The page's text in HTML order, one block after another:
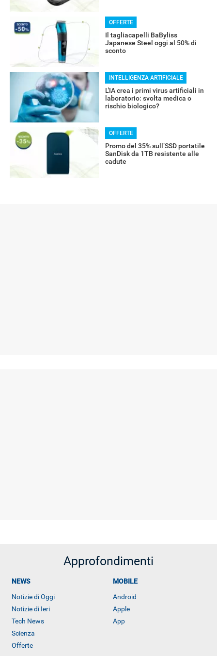
OFFERTE
Il tagliacapelli BaByliss
Japanese Steel oggi al 50% di
sconto
INTELLIGENZA ARTIFICIALE
L'IA crea i primi virus artificiali in
laboratorio: svolta medica o
rischio biologico?
OFFERTE
Promo del 35% sull’SSD portatile
SanDisk da 1TB resistente alle
cadute
Approfondimenti
NEWS
Notizie di Oggi
Notizie di Ieri
Tech News
Scienza
Offerte
MOBILE
Android
Apple
App